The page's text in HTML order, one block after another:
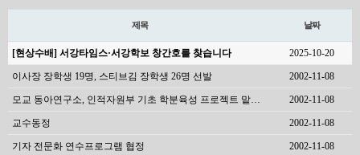
제목 날짜
[현상수배] 서강타임스·서강학보 창간호를 찾습니다 2025-10-20
이사장 장학생 19명, 스티브김 장학생 26명 선발 2002-11-08
모교 동아연구소, 인적자원부 기초 학분육성 프로젝트 맡… 2002-11-08
교수동정 2002-11-08
기자 전문화 연수프로그램 협정 2002-11-08